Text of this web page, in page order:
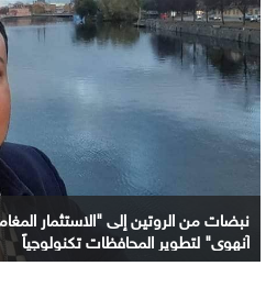
نبضات من الروتين إلى "الاستثمار
آنهوي" لتطوير المحافظات تكنولوجياً